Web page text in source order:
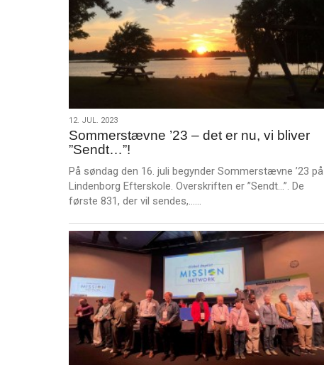
12.
jul.
2023
12. JUL. 2023
Sommerstævne ’23 – det er nu, vi bliver
”Sendt…”!
På søndag den 16. juli begynder Sommerstævne ’23 på
Lindenborg Efterskole. Overskriften er ”Sendt…”. De
første 831, der vil sendes,……
s
m
e
r
e